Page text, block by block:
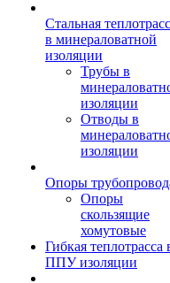
Стальная
в минераловатной
изоляции
Трубы в
изоляции
Отводы в
изоляции
Опоры
Опоры
скользящие
хомутовые
Гибкая теплотрасса
ППУ изоляции